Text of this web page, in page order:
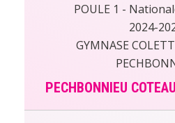
POULE 1 -
2024-
GYMNASE
PECHBONNIEU